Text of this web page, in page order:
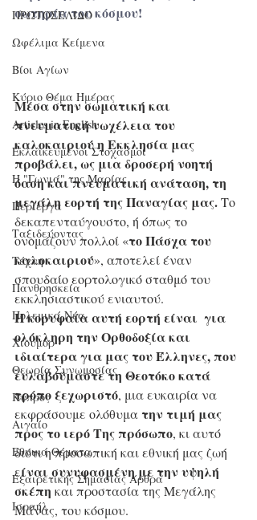
ΠΡΩΤΟΣΕΛΙΔΟ
Ωφέλιμα Κείμενα
Βίοι Αγίων
Κύριο Θέμα Ημέρας
Articles in English
Εκλαϊκευμένοι Στοχασμοί
Η "Γωνιά" της Μαρίας
Περίεργα
Ταξιδεύοντας
Τέχνη
Πανθρησκεία
Πολεμικά Νέα
Χιούμορ
Θεωρία Συνωμοσίας
Κύπρος
Αιγαίο
Εθνικά Θέματα
Εξαιρετικής Σημασίας Άρθρα
Ισραήλ
σωτηρία του κόσμου!
Μέσα στην σωματική και
πνευματική νωχέλεια του
καλοκαιριού η Εκκλησία μας
προβάλει, ως μια δροσερή νοητή
όαση και πνευματική ανάταση, τη
μεγάλη εορτή της Παναγίας μας. Το
δεκαπενταύγουστο, ή όπως το
ονομάζουν πολλοί «το Πάσχα του
καλοκαιριού», αποτελεί έναν
σπουδαίο εορτολογικό σταθμό του
εκκλησιαστικού ενιαυτού.
Η κορυφαία αυτή εορτή είναι  για
ολόκληρη την Ορθοδοξία και
ιδιαίτερα για μας του Έλληνες, που
ευλαβούμαστε τη Θεοτόκο κατά
τρόπο ξεχωριστό, μια ευκαιρία να
εκφράσουμε ολόθυμα την τιμή μας
προς το ιερό Της πρόσωπο, κι αυτό
διότι η προσωπική και εθνική μας ζωή
είναι συνυφασμένη με την υψηλή
σκέπη και προστασία της Μεγάλης
Μάνας, του κόσμου.